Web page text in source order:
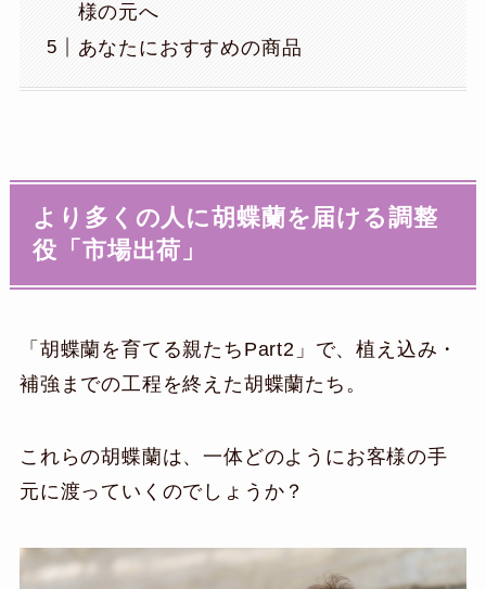
様の元へ
あなたにおすすめの商品
より多くの人に胡蝶蘭を届ける調整
役「市場出荷」
「胡蝶蘭を育てる親たちPart2」で、植え込み・
補強までの工程を終えた胡蝶蘭たち。
これらの胡蝶蘭は、一体どのようにお客様の手
元に渡っていくのでしょうか？